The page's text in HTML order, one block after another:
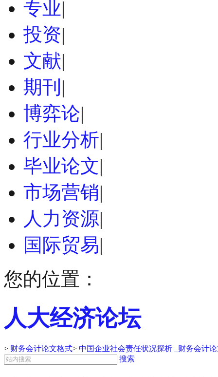
专业|
投资|
文献|
期刊 |
博弈论|
行业分析|
毕业论文|
市场营销|
人力资源|
国际贸易|
您的位置：
人大经济论坛
> 财务会计论文格式> 中国企业社会责任状况探析 _财务会计
搜索